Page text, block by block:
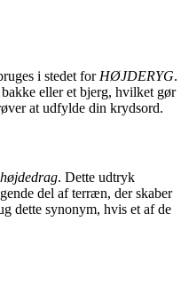
i stedet for HØJDERYG.
eller et bjerg, hvilket gør
at udfylde din krydsord.
højdedrag. Dette udtryk
del af terræn, der skaber
dette synonym, hvis et af de